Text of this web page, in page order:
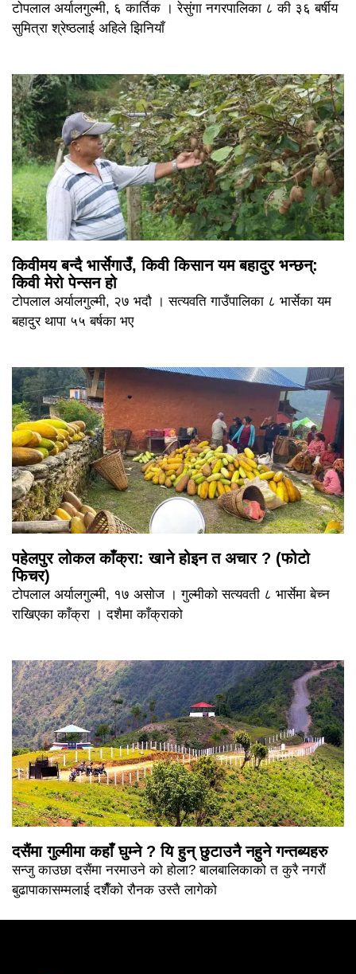
टोपलाल अर्यालगुल्मी, ६ कार्तिक । रेसुंगा नगरपालिका ८ की ३६ बर्षीय
सुमित्रा श्रेष्ठलाई अहिले झिनियाँ
किवीमय बन्दै भार्सेगाउँ, किवी किसान यम बहादुर भन्छन्:
किवी मेरो पेन्सन हो
टोपलाल अर्यालगुल्मी, २७ भदौ । सत्यवति गाउँपालिका ८ भार्सेका यम
बहादुर थापा ५५ बर्षका भए
पहेलपुर लोकल काँक्रा: खाने होइन त अचार ? (फोटो
फिचर)
टोपलाल अर्यालगुल्मी, १७ असोज । गुल्मीको सत्यवती ८ भार्सेमा बेच्न
राखिएका काँक्रा । दशैमा काँक्राको
दसैंमा गुल्मीमा कहाँ घुम्ने ? यि हुन् छुटाउनै नहुने गन्तब्यहरु
सन्जु काउछा दसैंमा नरमाउने को होला? बालबालिकाको त कुरै नगरौं
बुढापाकासम्मलाई दशैँको रौनक उस्तै लागेको